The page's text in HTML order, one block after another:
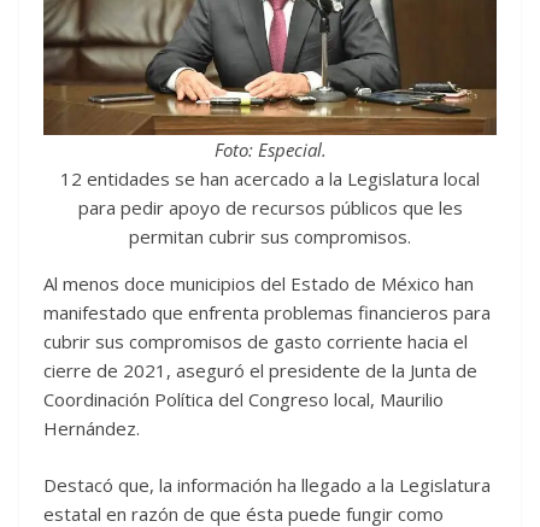
Foto: Especial.
12 entidades se han acercado a la Legislatura local
para pedir apoyo de recursos públicos que les
permitan cubrir sus compromisos.
Al menos doce municipios del Estado de México han
manifestado que enfrenta problemas financieros para
cubrir sus compromisos de gasto corriente hacia el
cierre de 2021, aseguró el presidente de la Junta de
Coordinación Política del Congreso local, Maurilio
Hernández.
Destacó que, la información ha llegado a la Legislatura
estatal en razón de que ésta puede fungir como